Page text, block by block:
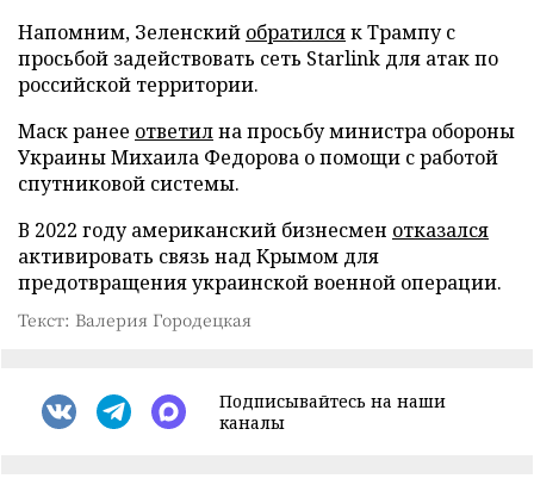
Напомним, Зеленский обратилсяк Трампу с
просьбой задействовать сеть Starlink для атак по
российской территории.
Маск ранее ответилна просьбу министра обороны
Украины Михаила Федорова о помощи с работой
спутниковой системы.
В 2022 году американский бизнесмен отказался
активировать связь над Крымом для
предотвращения украинской военной операции.
Текст: Валерия Городецкая
Подписывайтесь на наши
каналы